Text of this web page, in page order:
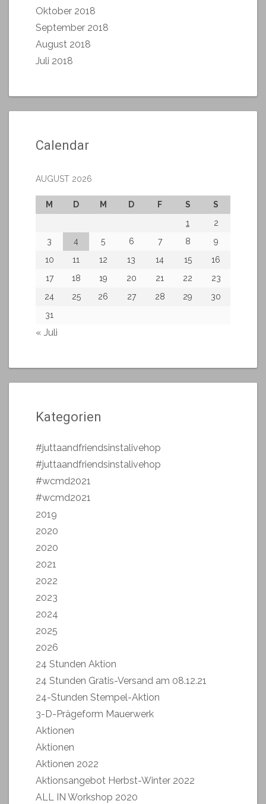
Oktober 2018
September 2018
August 2018
Juli 2018
Calendar
AUGUST 2026
M D M D F S
S
1
2
3
4 5 6 7 8
9
10
11 12 13 14 15
16
17
18 19 20 21 22
23
24
25 26 27 28 29
30
31
« Juli
Kategorien
#juttaandfriendsinstalivehop
#juttaandfriendsinstalivehop
#wcmd2021
#wcmd2021
2019
2020
2020
2021
2022
2023
2024
2025
2026
24 Stunden Aktion
24 Stunden Gratis-Versand am 08.12.21
24-Stunden Stempel-Aktion
3-D-Prägeform Mauerwerk
Aktionen
Aktionen
Aktionen 2022
Aktionsangebot Herbst-Winter 2022
ALL IN Workshop 2020